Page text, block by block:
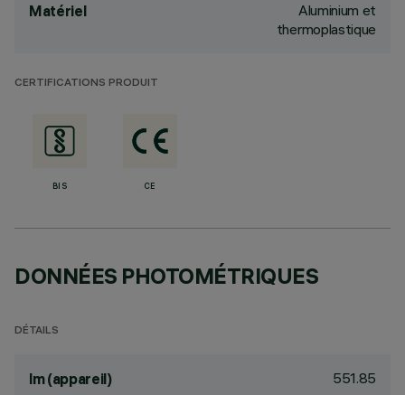
Matériel
Aluminium et
thermoplastique
CERTIFICATIONS PRODUIT
BIS CE
DONNÉES PHOTOMÉTRIQUES
DÉTAILS
lm (appareil) 551.85